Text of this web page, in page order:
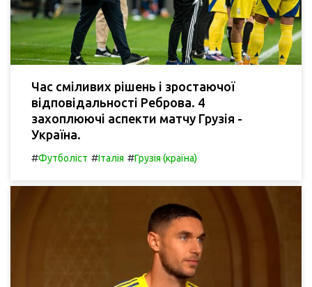
Час сміливих рішень і зростаючої
відповідальності Реброва. 4
захоплюючі аспекти матчу Грузія -
Україна.
#Футболіст #Італія #Грузія (країна)